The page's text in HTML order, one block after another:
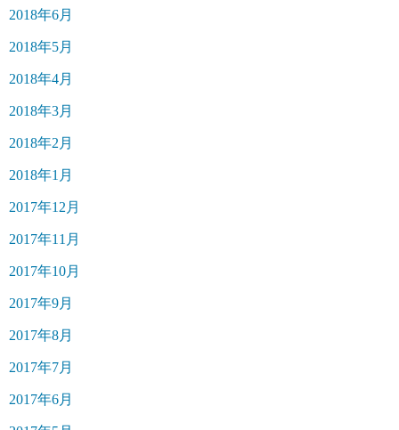
2018年6月
2018年5月
2018年4月
2018年3月
2018年2月
2018年1月
2017年12月
2017年11月
2017年10月
2017年9月
2017年8月
2017年7月
2017年6月